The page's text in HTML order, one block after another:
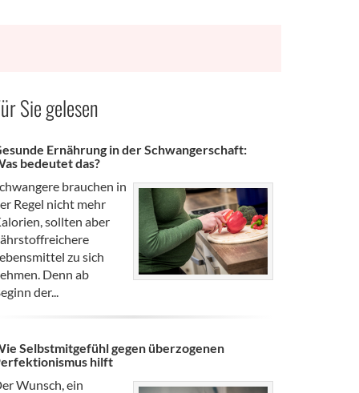
Sie gelesen
Ernährung in der Schwangerschaft:
bedeutet das?
brauchen in
Regel nicht mehr
sollten aber
zu sich
Denn ab
der...
Selbstmitgefühl gegen überzogenen
hilft
Wunsch, ein